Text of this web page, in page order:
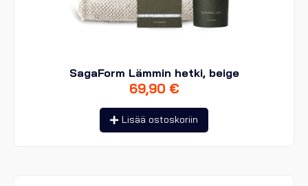
SagaForm Lämmin hetki, beige
69,90 €
Lisää ostoskoriin